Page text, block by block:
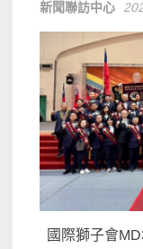
新聞聯訪中心
國際獅子會